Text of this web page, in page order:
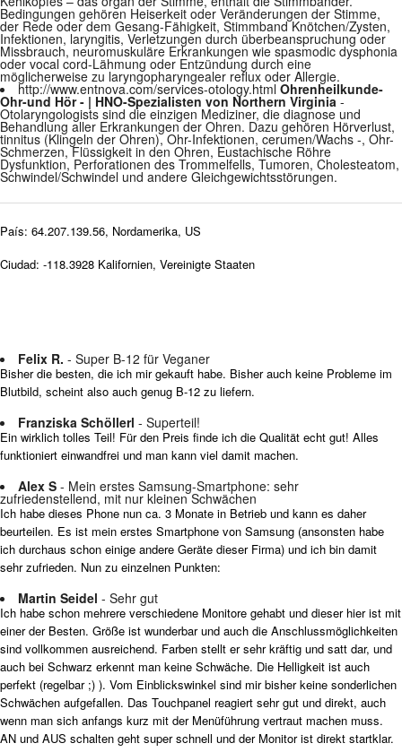
Bedingungen gehören Heiserkeit oder Veränderungen der Stimme,
der Rede oder dem Gesang-Fähigkeit, Stimmband Knötchen/Zysten,
Infektionen, laryngitis, Verletzungen durch überbeanspruchung oder
Missbrauch, neuromuskuläre Erkrankungen wie spasmodic dysphonia
oder vocal cord-Lähmung oder Entzündung durch eine
möglicherweise zu laryngopharyngealer reflux oder Allergie.
http://www.entnova.com/services-otology.html Ohrenheilkunde-
Ohr-und Hör - | HNO-Spezialisten von Northern Virginia -
Otolaryngologists sind die einzigen Mediziner, die diagnose und
Behandlung aller Erkrankungen der Ohren. Dazu gehören Hörverlust,
tinnitus (Klingeln der Ohren), Ohr-Infektionen, cerumen/Wachs -, Ohr-
Schmerzen, Flüssigkeit in den Ohren, Eustachische Röhre
Dysfunktion, Perforationen des Trommelfells, Tumoren, Cholesteatom,
Schwindel/Schwindel und andere Gleichgewichtsstörungen.
País: 64.207.139.56, Nordamerika, US
Ciudad: -118.3928 Kalifornien, Vereinigte Staaten
Felix R. - Super B-12 für Veganer
Bisher die besten, die ich mir gekauft habe. Bisher auch keine Probleme im
Blutbild, scheint also auch genug B-12 zu liefern.
Franziska Schöllerl - Superteil!
Ein wirklich tolles Teil! Für den Preis finde ich die Qualität echt gut! Alles
funktioniert einwandfrei und man kann viel damit machen.
Alex S - Mein erstes Samsung-Smartphone: sehr
zufriedenstellend, mit nur kleinen Schwächen
Ich habe dieses Phone nun ca. 3 Monate in Betrieb und kann es daher
beurteilen. Es ist mein erstes Smartphone von Samsung (ansonsten habe
ich durchaus schon einige andere Geräte dieser Firma) und ich bin damit
sehr zufrieden. Nun zu einzelnen Punkten:
Martin Seidel - Sehr gut
Ich habe schon mehrere verschiedene Monitore gehabt und dieser hier ist mit
einer der Besten. Größe ist wunderbar und auch die Anschlussmöglichkeiten
sind vollkommen ausreichend. Farben stellt er sehr kräftig und satt dar, und
auch bei Schwarz erkennt man keine Schwäche. Die Helligkeit ist auch
perfekt (regelbar ;) ). Vom Einblickswinkel sind mir bisher keine sonderlichen
Schwächen aufgefallen. Das Touchpanel reagiert sehr gut und direkt, auch
wenn man sich anfangs kurz mit der Menüführung vertraut machen muss.
AN und AUS schalten geht super schnell und der Monitor ist direkt startklar.